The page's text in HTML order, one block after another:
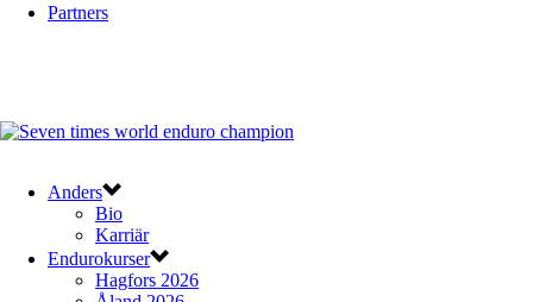
Partners
Anders
Bio
Karriär
Endurokurser
Hagfors 2026